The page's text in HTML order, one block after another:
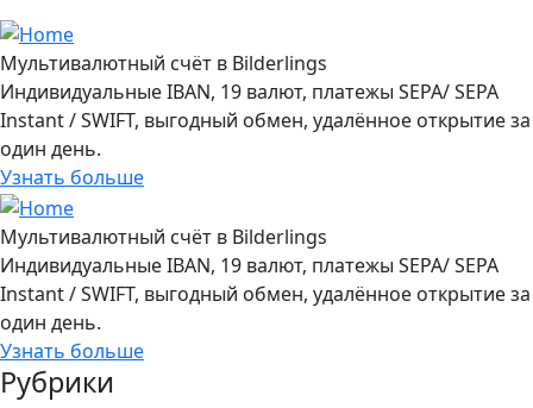
Мультивалютный счёт в Bilderlings
Индивидуальные IBAN, 19 валют, платежы SEPA/ SEPA
Instant / SWIFT, выгодный обмен, удалённое открытие за
один день.
Узнать больше
Мультивалютный счёт в Bilderlings
Индивидуальные IBAN, 19 валют, платежы SEPA/ SEPA
Instant / SWIFT, выгодный обмен, удалённое открытие за
один день.
Узнать больше
Рубрики